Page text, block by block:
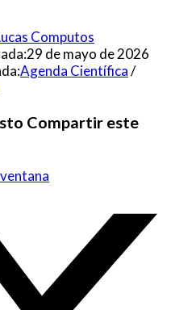
Computos
29 de mayo de 2026
Agenda Científica/
Compartir este